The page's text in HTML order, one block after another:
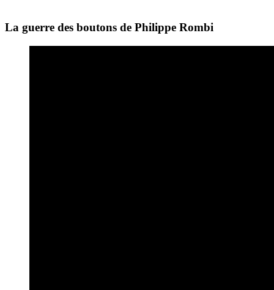
La guerre des boutons de Philippe Rombi